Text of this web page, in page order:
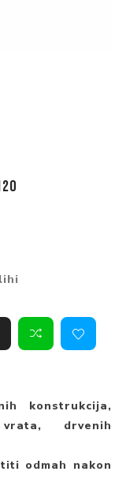
konstrukcija,
drvenih
odmah nakon